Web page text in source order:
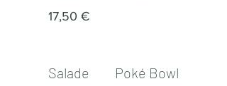
17,50 €
Salade
Poké Bowl